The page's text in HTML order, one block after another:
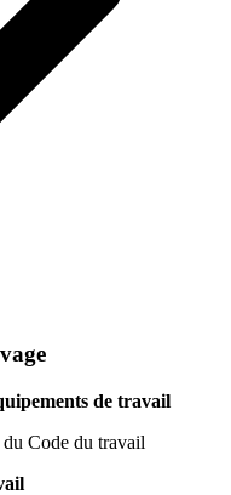
de travail
du Code du travail